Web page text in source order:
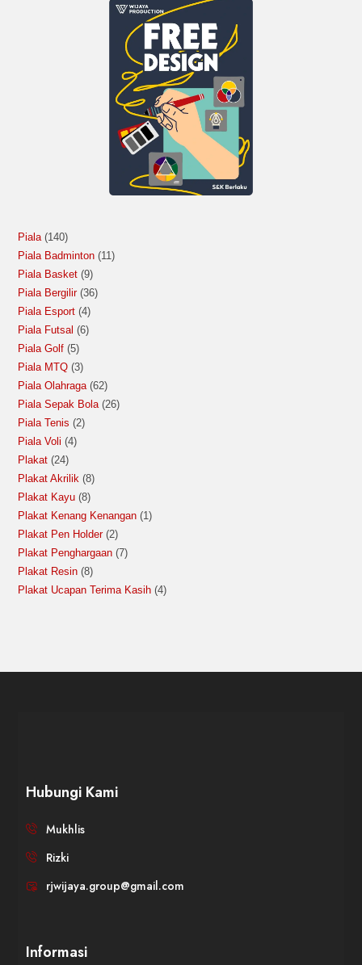
Piala 140
Piala Badminton 11
Piala Basket 9
Piala Bergilir 36
Piala Esport 4
Piala Futsal
6
Piala Golf 5
Piala MTQ 3
Piala Olahraga 62
Piala Sepak Bola 26
Piala Tenis
2
Piala Voli
4
Plakat 24
Plakat Akrilik 8
Plakat Kayu 8
Plakat Kenang Kenangan 1
Plakat Pen Holder 2
Plakat Penghargaan 7
Plakat Resin 8
Plakat Ucapan Terima Kasih 4
WIJAYA PRODUCTION
Hubungi Kami
Mukhlis
Rizki
rjwijaya.group@gmail.com
Informasi